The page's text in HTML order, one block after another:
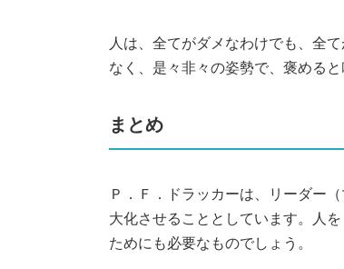
人は、全てがダメなわけでも、全
なく、是々非々の姿勢で、褒める
まとめ
Ｐ．Ｆ．ドラッカーは、リーダー
大化させることとしています。人
ためにも必要なものでしょう。